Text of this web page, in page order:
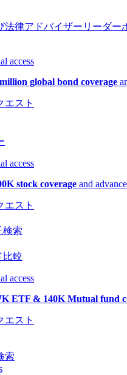
法律アドバイザーリーダー
access
global bond coverage
エスト
access
stock coverage and
エスト
検索
比較
access
ETF & 140K Mutual fund
エスト
索